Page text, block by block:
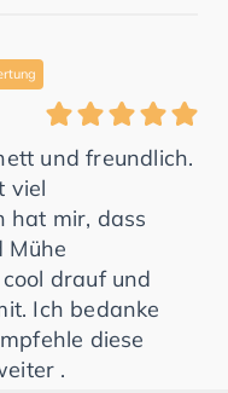
und freundlich.
viel
hat mir, dass
Mühe
drauf und
Ich bedanke
diese
.